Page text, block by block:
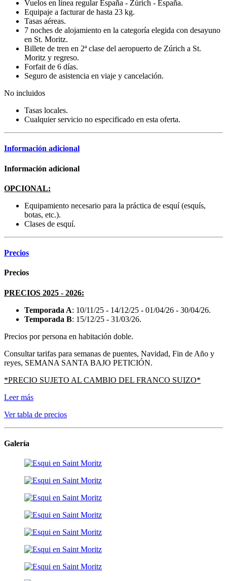
Vuelos en línea regular España - Zúrich - España.
Equipaje a facturar de hasta 23 kg.
Tasas aéreas.
7 noches de alojamiento en la categoría elegida con desayuno
en St. Moritz.
Billete de tren en 2ª clase del aeropuerto de Zúrich a St.
Moritz y regreso.
Forfait de 6 días.
Seguro de asistencia en viaje y cancelación.
No incluidos
Tasas locales.
Cualquier servicio no especificado en esta oferta.
Información adicional
Información adicional
OPCIONAL:
Equipamiento necesario para la práctica de esquí (esquís,
botas, etc.).
Clases de esquí.
Precios
Precios
PRECIOS 2025 - 2026:
Temporada A: 10/11/25 - 14/12/25 - 01/04/26 - 30/04/26.
Temporada B: 15/12/25 - 31/03/26.
Precios por persona en habitación doble.
Consultar tarifas para semanas de puentes, Navidad, Fin de Año y
reyes, SEMANA SANTA BAJO PETICIÓN.
*PRECIO SUJETO AL CAMBIO DEL FRANCO SUIZO*
Leer más
Ver tabla de precios
Galería